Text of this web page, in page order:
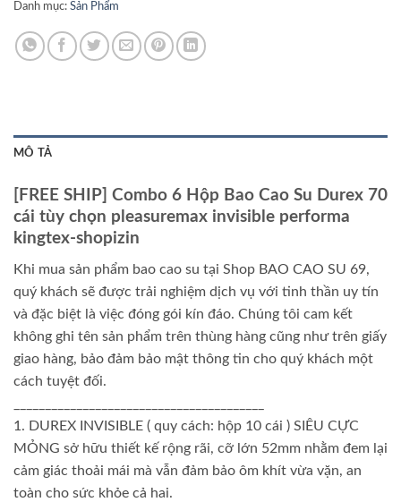
Danh mục: Sản Phẩm
MÔ TẢ
[FREE SHIP] Combo 6 Hộp Bao Cao Su Durex 70
cái tùy chọn pleasuremax invisible performa
kingtex-shopizin
Khi mua sản phẩm bao cao su tại Shop BAO CAO SU 69,
quý khách sẽ được trải nghiệm dịch vụ với tinh thần uy tín
và đặc biệt là việc đóng gói kín đáo. Chúng tôi cam kết
không ghi tên sản phẩm trên thùng hàng cũng như trên giấy
giao hàng, bảo đảm bảo mật thông tin cho quý khách một
cách tuyệt đối.
1. DUREX INVISIBLE ( quy cách: hộp 10 cái ) SIÊU CỰC
MỎNG sở hữu thiết kế rộng rãi, cỡ lớn 52mm nhằm đem lại
cảm giác thoải mái mà vẫn đảm bảo ôm khít vừa vặn, an
toàn cho sức khỏe cả hai.